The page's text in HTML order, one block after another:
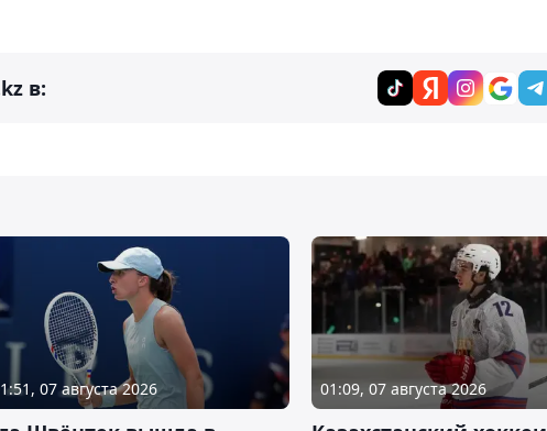
в:
07 августа 2026 01:09, 07 августа 2026